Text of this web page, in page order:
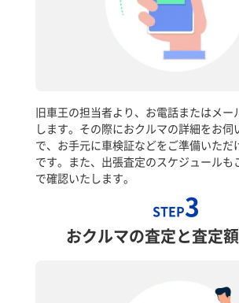
旧車王の担当者より、お電話またはメー
します。その際におクルマの詳細をお伺
で、お手元に車検証などをご準備いただ
です。また、出張査定のスケジュールも
で確認いたします。
STEP3
おクルマの査定と査定